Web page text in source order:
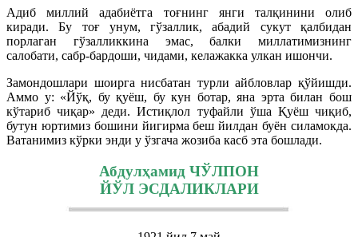
Адиб миллий адабиётга тоғнинг янги талқинини олиб
киради. Бу тоғ унум, гўзаллик, абадий сукут қалбидан
порлаган гўзалликкина эмас, балки миллатимизнинг
салобати, сабр-бардоши, чидами, келажакка улкан ишончи.
Замондошлари шоирга нисбатан турли айбловлар қўйишди.
Аммо у: «Йўқ, бу қуёш, бу кун ботар, яна эрта билан бош
кўтариб чиқар» деди. Истиқлол туфайли ўша Қуёш чиқиб,
бутун юртимиз бошини йигирма беш йилдан буён силамокда.
Ватанимиз кўрки энди у ўзгача жозиба касб эта бошлади.
Абдулҳамид ЧЎЛПОН
ЙЎЛ ЭСДАЛИКЛАРИ